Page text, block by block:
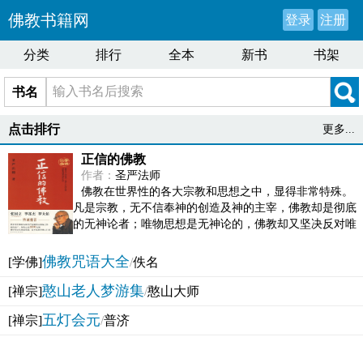
佛教书籍网 登录 注册
分类 排行 全本 新书 书架
书名
点击排行 更多...
正信的佛教
作者： 圣严法师
佛教在世界性的各大宗教和思想之中，显得非常特殊。
凡是宗教，无不信奉神的创造及神的主宰，佛教却是彻底
的无神论者；唯物思想是无神论的，佛教却又坚决反对唯
[学佛]佛教咒语大全/佚名
[禅宗]憨山老人梦游集/憨山大师
[禅宗]五灯会元/普济